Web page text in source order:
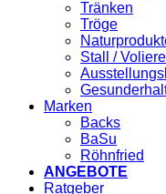
Tränken
Tröge
Stall / Voliere
Marken
Backs
BaSu
Röhnfried
ANGEBOTE
Ratgeber